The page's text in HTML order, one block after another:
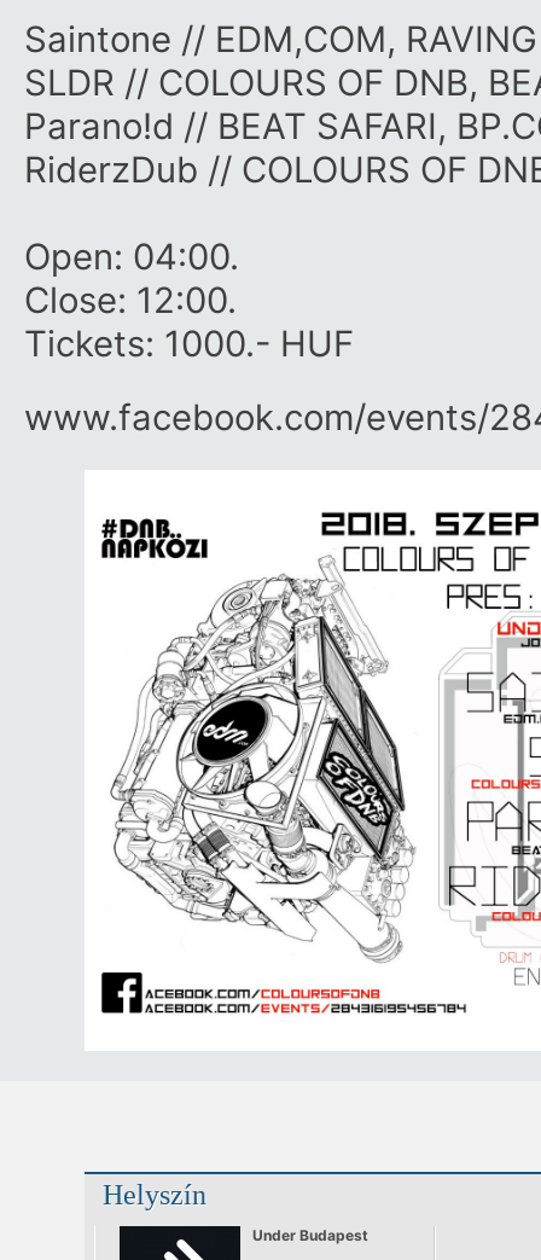
Saintone // EDM,COM,
SLDR // COLOURS OF DNB,
Parano!d // BEAT SAFARI,
RiderzDub // COLOURS OF
Open: 04:00.
Close: 12:00.
Tickets: 1000.- HUF
www.facebook.com/​events/​
Helyszín
Under Budapest